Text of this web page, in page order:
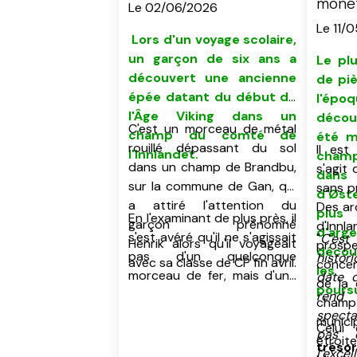
Brandbu
Le 02/06/2026
Lors d'un voyage scolaire,
un garçon de six ans a
découvert
une ancienne
épée datant du début de
l'Âge Viking dans un
champ du comté de
l'Innlandet.
C'est un morceau de métal
rouillé dépassant du sol
dans un champ de Brandbu,
sur la commune de Gan, qui
a attiré l'attention du
garçon prénomné
Henrik alors qu'il voyageait
avec sa classe de CP fin avril.
En l'examinant de plus près, il
s'est avéré qu'il ne s'agissait
pas d'un quelconque
morceau de fer, mais d'une
Le 11/
Le
de
été
plus
les
Il est
s'agit
sans
Des
de la
"
date
pas
Celui